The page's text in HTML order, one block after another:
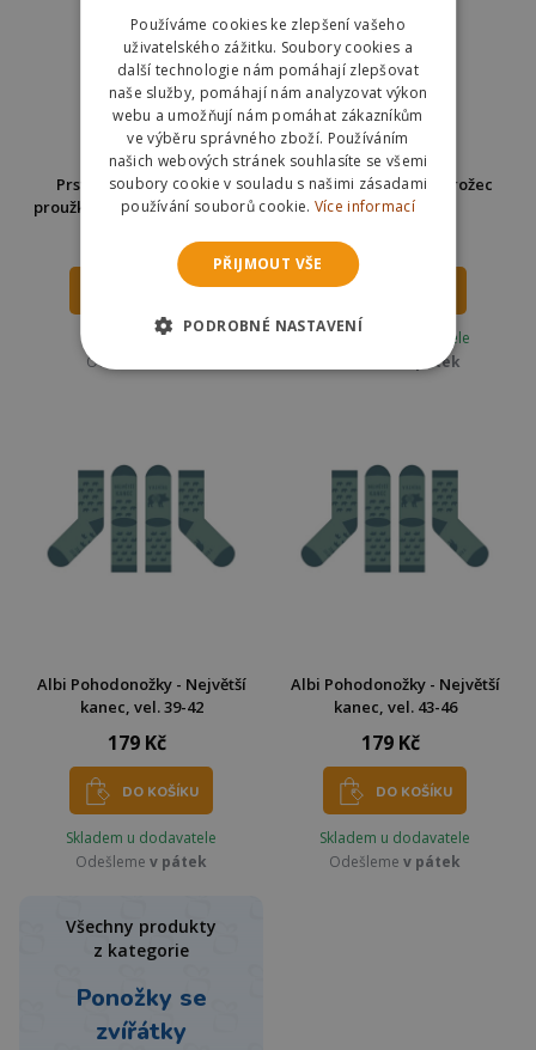
Prstové ponožky Kočky
proužkované - šedé - vel. uni
DO KOŠÍKU
Skladem
Odešleme
Albi Ponožky - Jednorožec
modré
189 Kč
Skladem u dodavatele
v pátek
Albi Pohodonožky - Největší
kanec, vel. 39-42
179 Kč
DO KOŠÍKU
Skladem u dodavatele
Odešleme v pátek
Albi Pohodonožky - Největší
kanec, vel. 43-46
179 Kč
DO KOŠÍKU
Skladem u dodavatele
Odešleme v pátek
Všechny produkty
z kategorie
Ponožky se
zvířátky
Používáme cookies ke zlepšení vašeho
uživatelského zážitku. Soubory cookies a
další technologie nám pomáhají zlepšovat
naše služby, pomáhají nám analyzovat výkon
webu a umožňují nám pomáhat zákazníkům
ve výběru správného zboží. Používáním
našich webových stránek souhlasíte se všemi
soubory cookie v souladu s našimi zásadami
používání souborů cookie. Více informací
PŘIJMOUT VŠE
PODROBNÉ NASTAVENÍ